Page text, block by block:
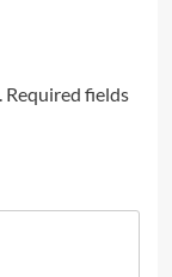
Required fields